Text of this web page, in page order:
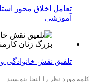
تعامل اخلاق‌ محور
آموزشی
تلفیق نقش خانوادگی